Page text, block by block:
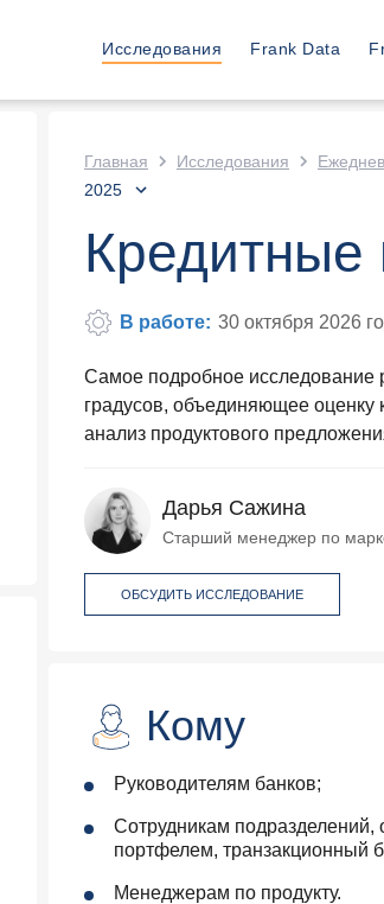
Исследования Frank Data
Главная Исследования
2025
Кредитные
В работе: 30 октября 2026
Самое подробное исследование
градусов, объединяющее оценку
анализ продуктового
Дарья Сажина
Старший менеджер по
ОБСУДИТЬ ИССЛЕДОВАНИЕ
Кому
Руководителям банков;
Сотрудникам
портфелем, транзакционный
Менеджерам по продукту.